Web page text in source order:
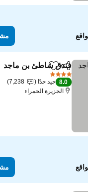
مشاركةAdd to favorites
فندق شاطئ بن ماجد
8.0 جيد جدًا
7,238
الجزيرة الحمراء